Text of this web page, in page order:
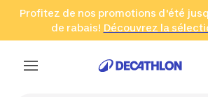
Aller à la recherche Aller au
Profitez de nos promotions d'été
de rabais! Découvrez la
Cliquez ici
en seulement 2 h!
(Zones sélectionnées)